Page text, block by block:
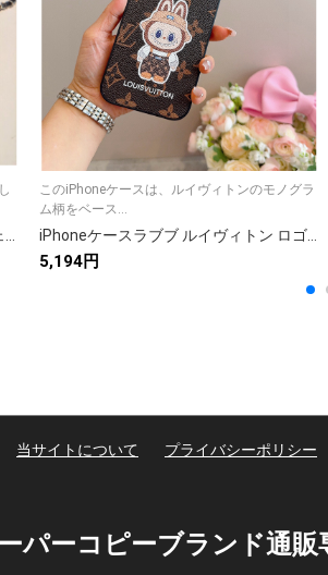
CHANEL シャネル ココマーク チェーンショルダー フォンケース スマホケース 携帯ケース ポシェット モバイルショルダーポーチ
このiPhoneケースは、ルイヴィトンのモノグラ
ム柄をベース...
iPhoneケースラブブ ルイヴィトン ロゴ デザイン iPhoneケース 2色入 🐰
5,194円
当サイトについて プライバシーポリシー
パーコピーブランド通販